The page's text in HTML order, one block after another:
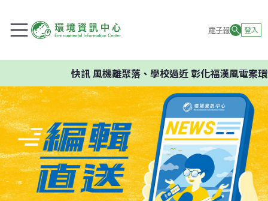
電子報 登入
快訊風機離聚落、學校過近 彰化福漢風電案環